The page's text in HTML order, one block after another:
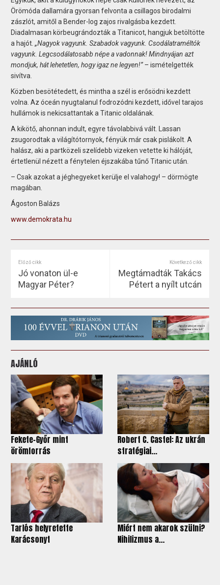
Örömóda dallamára gyorsan felvonta a csillagos birodalmi
zászlót, amitől a Bender-log zajos rivalgásba kezdett.
Diadalmasan körbeugrándozták a Titanicot, hangjuk betöltötte
a hajót.„Nagyok vagyunk. Szabadok vagyunk. Csodálatraméltók
vagyunk. Legcsodálatosabb népe a vadonnak! Mindnyájan azt
mondjuk, hát lehetetlen, hogy igaz ne legyen!”– ismételgették
sivítva.
Közben besötétedett, és mintha a szél is erősödni kezdett
volna. Az óceán nyugtalanul fodrozódni kezdett, idővel tarajos
hullámok is nekicsattantak a Titanic oldalának.
A kikötő, ahonnan indult, egyre távolabbivá vált. Lassan
zsugorodtak a világítótornyok, fényük már csak pislákolt. A
halász, aki a partközeli szelídebb vizeken vetette ki hálóját,
értetlenül nézett a fénytelen éjszakába tűnő Titanic után.
– Csak azokat a jéghegyeket kerülje el valahogy! – dörmögte
magában.
Ágoston Balázs
www.demokrata.hu
Előző cikk
Jó vonaton ül-e
Magyar Péter?
Következő cikk
Megtámadták Takács
Pétert a nyílt utcán
AJÁNLÓ
Fekete-Győr mint
örömforrás
Robert C. Castel: Az ukrán
stratégiai...
Tarlós helyretette
Karácsonyt
Miért nem akarok szülni?
Nihilizmus a...